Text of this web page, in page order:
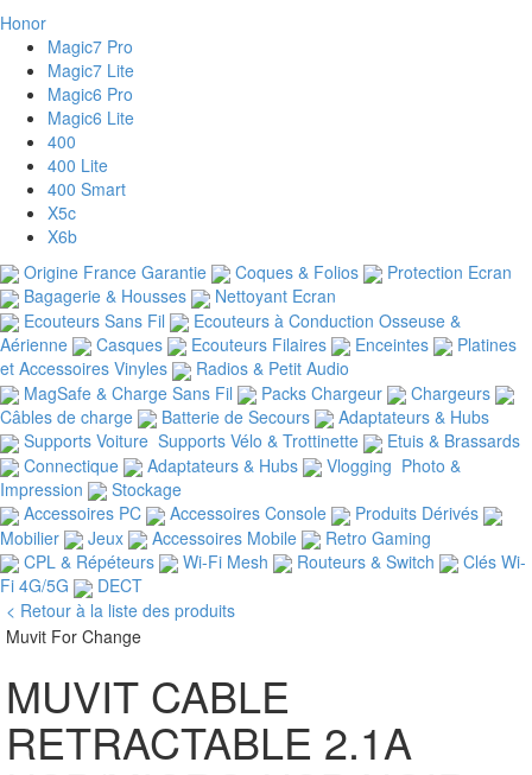
Honor
Magic7 Pro
Magic7 Lite
Magic6 Pro
Magic6 Lite
400
400 Lite
400 Smart
X5c
X6b
Origine France Garantie
Coques & Folios
Protection Ecran
Bagagerie & Housses
Nettoyant Ecran
Ecouteurs Sans Fil
Ecouteurs à Conduction Osseuse &
Aérienne
Casques Ecouteurs Filaires Enceintes
Platines
et Accessoires Vinyles
Radios & Petit Audio
MagSafe & Charge Sans Fil
Packs Chargeur
Chargeurs
Câbles de charge
Batterie de Secours Adaptateurs & Hubs
Supports Voiture Supports Vélo & Trottinette
Brassards
Connectique
Adaptateurs & Hubs
Photo &
Impression
Stockage
Accessoires PC
Accessoires Console
Mobilier
Jeux
Fi 4G/5G
DECT
Muvit For Change